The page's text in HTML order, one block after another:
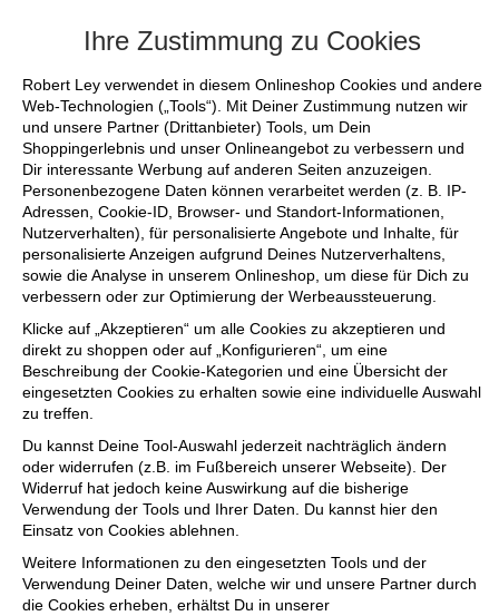
Ihre Zustimmung zu Cookies
Robert Ley verwendet in diesem Onlineshop Cookies und andere
Web-Technologien („Tools“). Mit Deiner Zustimmung nutzen wir
und unsere Partner (Drittanbieter) Tools, um Dein
Shoppingerlebnis und unser Onlineangebot zu verbessern und
Dir interessante Werbung auf anderen Seiten anzuzeigen.
Personenbezogene Daten können verarbeitet werden (z. B. IP-
Adressen, Cookie-ID, Browser- und Standort-Informationen,
Nutzerverhalten), für personalisierte Angebote und Inhalte, für
personalisierte Anzeigen aufgrund Deines Nutzerverhaltens,
sowie die Analyse in unserem Onlineshop, um diese für Dich zu
verbessern oder zur Optimierung der Werbeaussteuerung.
Klicke auf „Akzeptieren“ um alle Cookies zu akzeptieren und
direkt zu shoppen oder auf „Konfigurieren“, um eine
Beschreibung der Cookie-Kategorien und eine Übersicht der
eingesetzten Cookies zu erhalten sowie eine individuelle Auswahl
zu treffen.
Du kannst Deine Tool-Auswahl jederzeit nachträglich ändern
oder widerrufen (z.B. im Fußbereich unserer Webseite). Der
Widerruf hat jedoch keine Auswirkung auf die bisherige
Verwendung der Tools und Ihrer Daten. Du kannst hier den
Einsatz von Cookies ablehnen.
Weitere Informationen zu den eingesetzten Tools und der
Verwendung Deiner Daten, welche wir und unsere Partner durch
die Cookies erheben, erhältst Du in unserer